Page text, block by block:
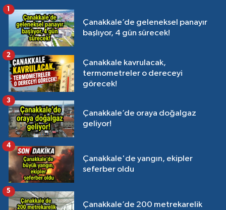
Çanakkale’de geleneksel panayır
başlıyor, 4 gün sürecek!
1
Çanakkale kavrulacak,
termometreler o dereceyi
görecek!
2
Çanakkale’de oraya doğalgaz
geliyor!
3
Çanakkale'de yangın, ekipler
seferber oldu
4
Çanakkale’de 200 metrekarelik
5